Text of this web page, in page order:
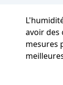
avoir des
mesures